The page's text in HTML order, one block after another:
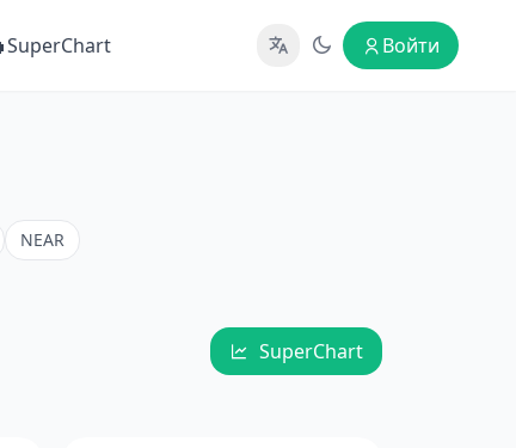
SuperChart Войти
NEAR
SuperChart